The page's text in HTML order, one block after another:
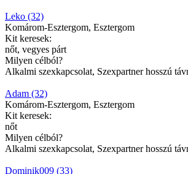
Leko (32)
Komárom-Esztergom, Esztergom
Kit keresek:
nőt, vegyes párt
Milyen célból?
Alkalmi szexkapcsolat, Szexpartner hosszú
Adam (32)
Komárom-Esztergom, Esztergom
Kit keresek:
nőt
Milyen célból?
Alkalmi szexkapcsolat, Szexpartner hosszú
Dominik009 (33)